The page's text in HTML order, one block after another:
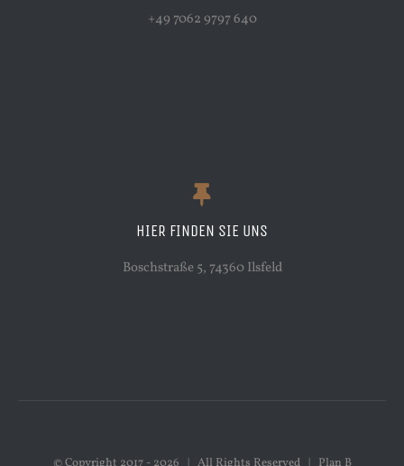
+49 7062 9797 640
HIER FINDEN SIE UNS
Boschstraße 5, 74360 Ilsfeld